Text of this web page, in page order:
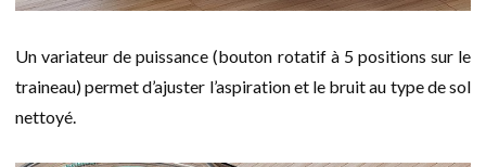
Un variateur de puissance (bouton rotatif à 5 positions sur le
traineau) permet d’ajuster l’aspiration et le bruit au type de sol
nettoyé.